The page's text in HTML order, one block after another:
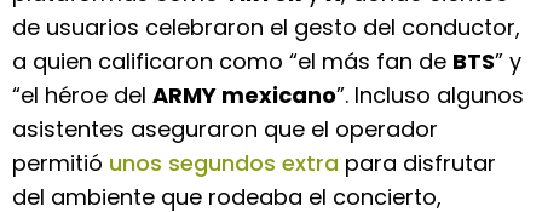
de usuarios celebraron el gesto del conductor,
a quien calificaron como “el más fan de BTS” y
“el héroe del ARMY mexicano”. Incluso algunos
asistentes aseguraron que el operador
permitió unos segundos extra para disfrutar
del ambiente que rodeaba el concierto,